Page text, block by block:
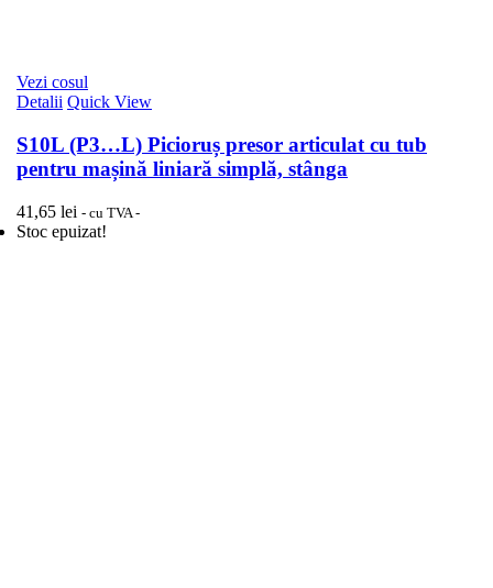
Vezi cosul
Detalii Quick View
S10L (P3…L) Picioruș presor articulat cu tub
pentru mașină liniară simplă, stânga
41,65 lei - cu TVA -
Stoc epuizat!